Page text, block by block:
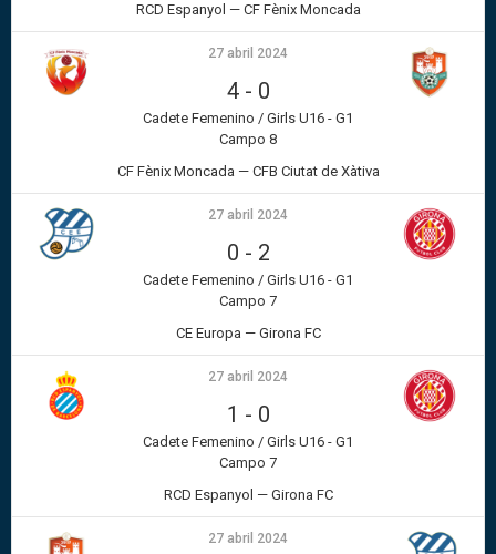
RCD Espanyol — CF Fènix Moncada
27 abril 2024
4- 0
Cadete Femenino / Girls U16 - G1
Campo 8
CF Fènix Moncada — CFB Ciutat de Xàtiva
27 abril 2024
0 - 2
Cadete Femenino / Girls U16 - G1
Campo 7
CE Europa — Girona FC
27 abril 2024
1 - 0
Cadete Femenino / Girls U16 - G1
Campo 7
RCD Espanyol — Girona FC
27 abril 2024